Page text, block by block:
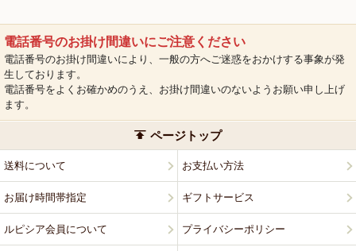
電話番号のお掛け間違いにご注意ください
電話番号のお掛け間違いにより、一般の方へご迷惑をおかけする事象が発
生しております。
電話番号をよくお確かめのうえ、お掛け間違いのないようお願い申し上げ
ます。
ページトップ
送料について お支払い方法
お届け時間帯指定 ギフトサービス
ルピシア会員について プライバシーポリシー